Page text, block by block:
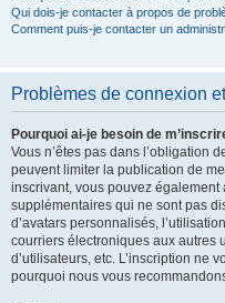
Qui dois-je contacter à propos de
Comment puis-je contacter un
Problèmes de connexion
Pourquoi ai-je besoin de
Vous n’êtes pas dans l’obligation
peuvent limiter la publication de
inscrivant, vous pouvez
supplémentaires qui ne sont pas
d’avatars personnalisés,
courriers électroniques aux autres
d’utilisateurs, etc. L’inscription ne
pourquoi nous vous